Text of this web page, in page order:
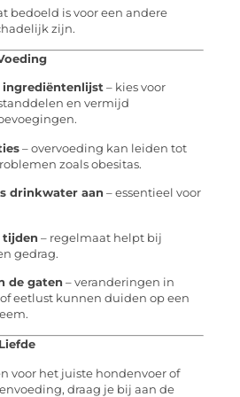
bedoeld is voor een andere
zijn.
ingrediëntenlijst– kies voor
en vermijd
– overvoeding kan leiden tot
zoals obesitas.
drinkwater aan – essentieel voor
tijden – regelmaat helpt bij
gedrag.
de gaten – veranderingen in
eetlust kunnen duiden op een
voor het juiste hondenvoer of
draag je bij aan de